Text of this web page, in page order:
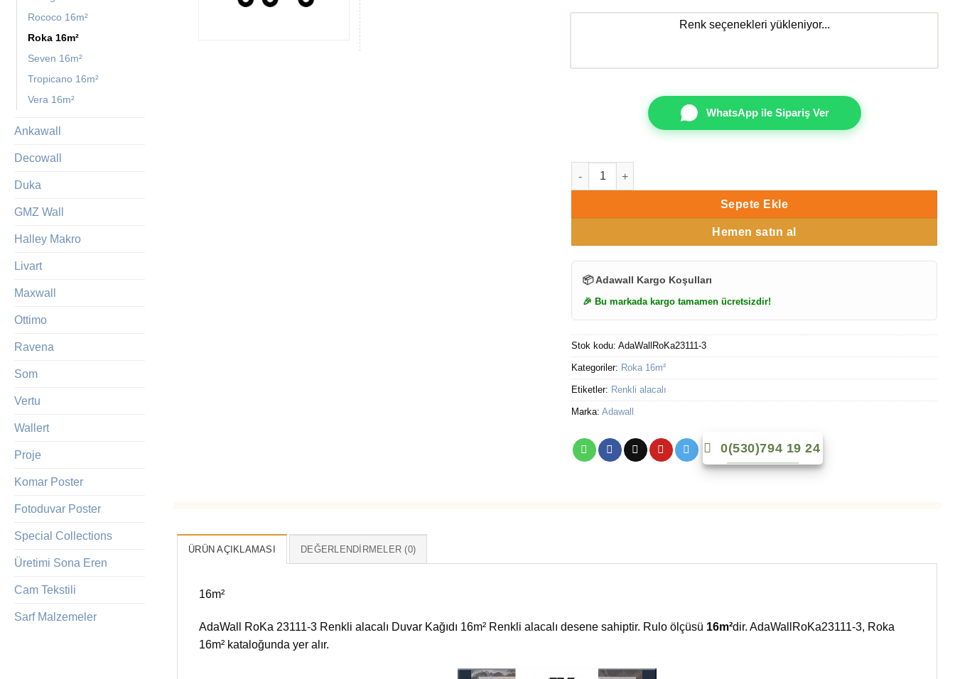
Rococo 16m²
Roka 16m²
Seven 16m²
Tropicano 16m²
Vera 16m²
Ankawall
Decowall
Duka
GMZ Wall
Halley Makro
Livart
Maxwall
Ottimo
Ravena
Som
Vertu
Wallert
Proje
Komar Poster
Fotoduvar Poster
Special Collections
Üretimi Sona Eren
Cam Tekstili
Sarf Malzemeler
Renk seçenekleri yükleniyor...
WhatsApp ile Sipariş Ver
AdaWall RoKa 23111-3 Renkli alacalı Duvar Kağıdı 16m² adet
Sepete Ekle
Hemen satın al
📦 Adawall Kargo Koşulları
🎉 Bu markada kargo tamamen ücretsizdir!
Stok kodu: AdaWallRoKa23111-3
Kategoriler: Roka 16m²
Etiketler: Renkli alacalı
Marka: Adawall
0(530)794 19 24
ÜRÜN AÇIKLAMASI DEĞERLENDIRMELER (0)
16m²
AdaWall RoKa 23111-3 Renkli alacalı Duvar Kağıdı 16m² Renkli alacalı desene sahiptir. Rulo ölçüsü 16m²dir. AdaWallRoKa23111-3, Roka
16m² kataloğunda yer alır.